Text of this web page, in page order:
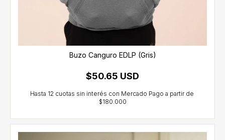
Buzo Canguro EDLP (Gris)
$50.65 USD